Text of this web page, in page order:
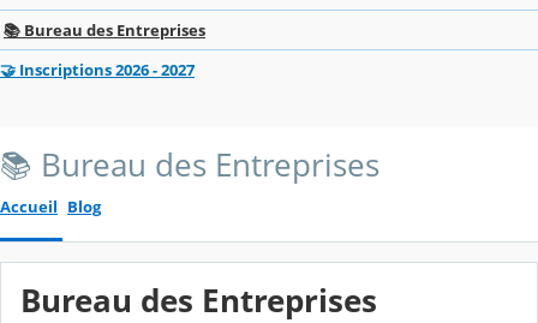
📚 Bureau des Entreprises
🤝 Inscriptions 2026 - 2027
📚 Bureau des Entreprises
Accueil Blog
Bureau des Entreprises